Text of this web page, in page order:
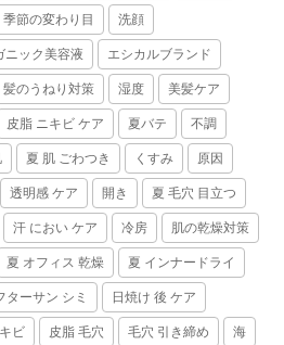
季節の変わり目 洗顔
ニック美容液 エシカルブランド
髪のうねり対策 湿度 美髪ケア
皮脂 ニキビ ケア 夏バテ 不調
夏 肌 ごわつき くすみ 原因
透明感 ケア 開き 夏 毛穴 目立つ
汗 におい ケア 冷房 肌の乾燥対策
夏 オフィス 乾燥 夏 インナードライ
ターサン シミ 日焼け 後 ケア
ビ 皮脂 毛穴 毛穴 引き締め 海